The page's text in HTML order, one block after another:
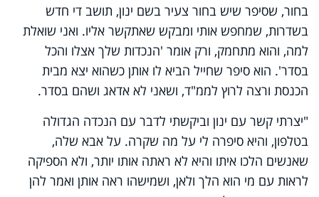
בחור, שסיפר שיש בחור צעיר בשם ינון, תושב די חדש
בשדרות, שמחפש אותי ומבקש שאתקשר אליו. ואני שואלת
למה, והוא מתחמק, ורק אומר 'הנכדות שלך אצלו והכל
בסדר'. הוא סיפר שחייל הביא לו אותן כשהוא יצא מבית
הכנסת ורצה לרוץ לממ"ד, ושאני לא אדאג ושהם בסדר.
"יצרתי קשר עם ינון וביקשתי לדבר עם הנכדה הגדולה
בטלפון, והיא סיפרה לי על מה שקרה. על אבא שלה,
שאנשים הלכו איתו והיא לא ראתה אותו יותר, ולא הספיקה
לראות עם מי הוא הלך ולאן, ושמישהו ראה אותן ואמר להן